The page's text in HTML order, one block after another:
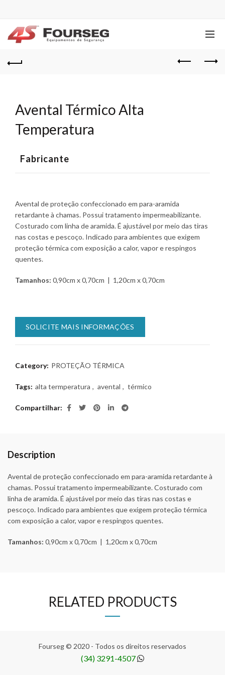
Avental Térmico Alta
Temperatura
Fabricante
Avental de proteção confeccionado em para-aramida
retardante à chamas. Possui tratamento impermeabilizante.
Costurado com linha de aramida. É ajustável por meio das tiras
nas costas e pescoço. Indicado para ambientes que exigem
proteção térmica com exposição a calor, vapor e respingos
quentes.
Tamanhos: 0,90cm x 0,70cm | 1,20cm x 0,70cm
SOLICITE MAIS INFORMAÇÕES
Category: PROTEÇÃO TÉRMICA
Tags: alta termperatura , avental , térmico
Compartilhar
Description
Avental de proteção confeccionado em para-aramida retardante à
chamas. Possui tratamento impermeabilizante. Costurado com
linha de aramida. É ajustável por meio das tiras nas costas e
pescoço. Indicado para ambientes que exigem proteção térmica
com exposição a calor, vapor e respingos quentes.
Tamanhos: 0,90cm x 0,70cm | 1,20cm x 0,70cm
RELATED PRODUCTS
Fourseg © 2020 - Todos os direitos reservados
(34) 3291-4507